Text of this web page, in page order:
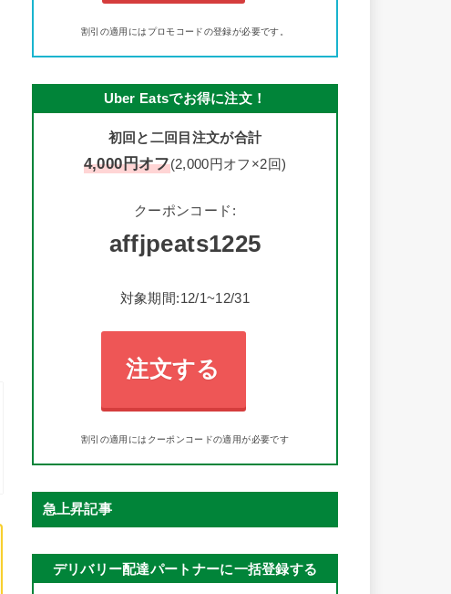
割引の適用にはプロモコードの登録が必要です。
Uber Eatsでお得に注文！
初回と二回目注文が合計
4,000円オフ(2,000円オフ×2回)
クーポンコード:
affjpeats1225
対象期間:12/1~12/31
注文する
割引の適用にはクーポンコードの適用が必要です
急上昇記事
デリバリー配達パートナーに一括登録する